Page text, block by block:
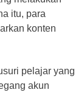
itu, para
konten
pelajar yang
akun